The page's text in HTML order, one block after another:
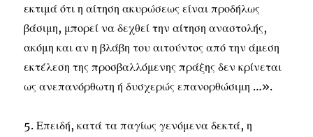
εκτιμά ότι η αίτηση ακυρώσεως είναι προδήλως
βάσιμη, μπορεί να δεχθεί την αίτηση αναστολής,
ακόμη και αν η βλάβη του αιτούντος από την άμεση
εκτέλεση της προσβαλλόμενης πράξης δεν κρίνεται
ως ανεπανόρθωτη ή δυσχερώς επανορθώσιμη …».
5. Επειδή, κατά τα παγίως γενόμενα δεκτά, η